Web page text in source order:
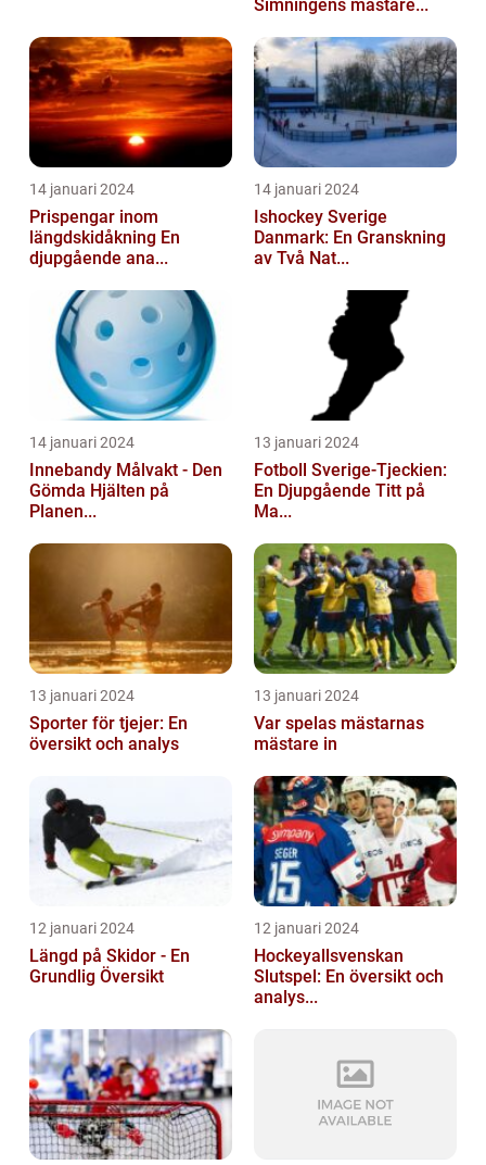
Simningens mästare...
14 januari 2024
Prispengar inom
längdskidåkning En
djupgående ana...
14 januari 2024
Ishockey Sverige
Danmark: En Granskning
av Två Nat...
14 januari 2024
Innebandy Målvakt - Den
Gömda Hjälten på
Planen...
13 januari 2024
Fotboll Sverige-Tjeckien:
En Djupgående Titt på
Ma...
13 januari 2024
Sporter för tjejer: En
översikt och analys
13 januari 2024
Var spelas mästarnas
mästare in
12 januari 2024
Längd på Skidor - En
Grundlig Översikt
12 januari 2024
Hockeyallsvenskan
Slutspel: En översikt och
analys...